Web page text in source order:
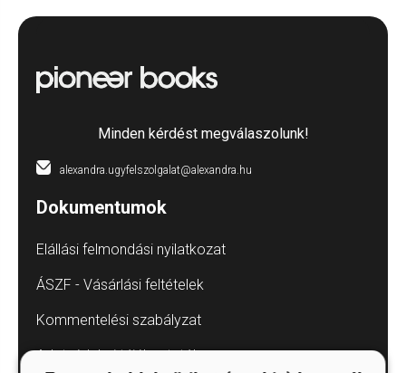
Minden kérdést megválaszolunk!
alexandra.ugyfelszolgalat@alexandra.hu
Dokumentumok
Elállási felmondási nyilatkozat
ÁSZF - Vásárlási feltételek
Kommentelési szabályzat
Adatvédelmi tájékoztatók